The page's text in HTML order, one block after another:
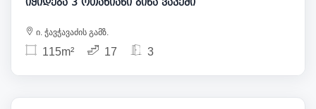
ი. ჭავჭავაძის გამზ.
115m² 17 3
285 000